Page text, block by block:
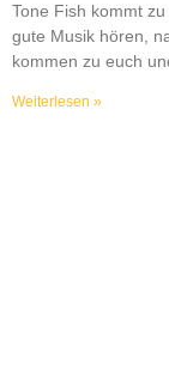
Tone Fish kommt
gute Musik hören,
kommen zu euch
Weiterlesen »